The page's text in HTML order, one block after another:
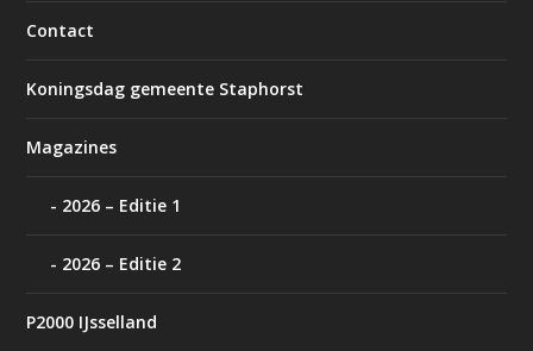
Contact
Koningsdag gemeente Staphorst
Magazines
2026 – Editie 1
2026 – Editie 2
P2000 IJsselland